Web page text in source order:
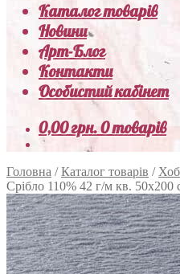
Каталог товарів
Новини
Арт-Блог
Контакти
Особистий кабінет
0,00грн.0 товарів
Головна /Каталог товарів /
Срібло 110% 42 г/м кв. 50х200